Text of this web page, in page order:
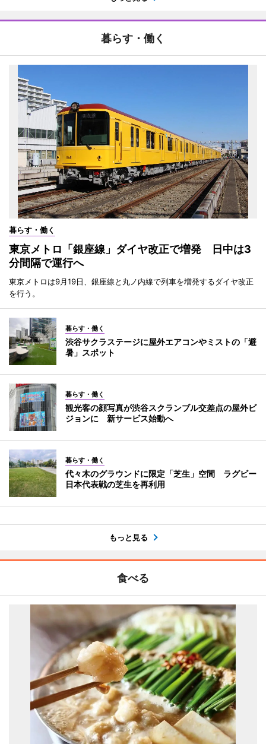
暮らす・働く
暮らす・働く
東京メトロ「銀座線」ダイヤ改正で増発 日中は3
分間隔で運行へ
東京メトロは9月19日、銀座線と丸ノ内線で列車を増発するダイヤ改正
を行う。
暮らす・働く
渋谷サクラステージに屋外エアコンやミストの「避
暑」スポット
暮らす・働く
観光客の顔写真が渋谷スクランブル交差点の屋外ビ
ジョンに 新サービス始動へ
暮らす・働く
代々木のグラウンドに限定「芝生」空間 ラグビー
日本代表戦の芝生を再利用
もっと見る
食べる